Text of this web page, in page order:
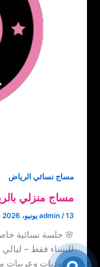
مساج نسائي الرياض
مساج منزلي
admin /13 يونيو، 2026
🌸 جلسة نسائية
سعوديات وعربيات